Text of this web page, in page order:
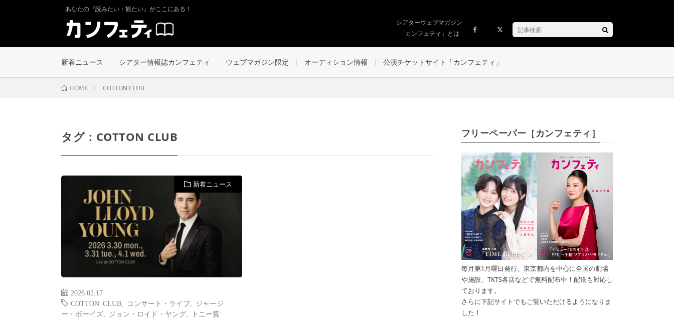
あなたの『読みたい・観たい』がここにある！
シアターウェブマガジン
「カンフェティ」とは
新着ニュース シアター情報誌カンフェティ ウェブマガジン限定 オーディション情報 公演チケットサイト「カンフェティ」
HOME COTTON CLUB
タグ：COTTON CLUB
新着ニュース
2026.02.17
COTTON CLUB
コンサート・ライブ
ジャージ
ー・ボーイズ
ジョン・ロイド・ヤング トニー賞
フリーペーパー［カンフェティ］
毎月第1月曜日発行。東京都内を中心に全国の劇場
や施設、TKTS各店などで無料配布中！配送も対応し
ております。
さらに下記サイトでもご覧いただけるようになりま
した！